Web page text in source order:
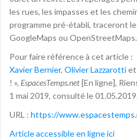
les rues, les impasses et les
programme pré-établi, traceront
GoogleMaps ou OpenStreetMaps.
Pour faire référence à cet article :
Xavier Bernier, Olivier Lazzarottiet
! », EspacesTemps.net[En ligne],
1 mai 2019, consulté le 01.05.2019.
URL : https://
Article accessible en ligne ici